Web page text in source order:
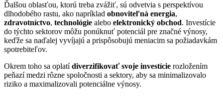
Ďalšou oblasťou, ktorú treba zvážiť, sú odvetvia s perspektívou
dlhodobého rastu, ako napríklad obnoviteľná energia,
zdravotníctvo, technológie alebo elektronický obchod. Investície
do týchto sektorov môžu ponúknuť potenciál pre značné výnosy,
keďže sa naďalej vyvíjajú a prispôsobujú meniacim sa požiadavkám
spotrebiteľov.
Okrem toho sa oplatídiverzifikovať svoje investície rozložením
peňazí medzi rôzne spoločnosti a sektory, aby sa minimalizovalo
riziko a maximalizovali potenciálne výnosy.